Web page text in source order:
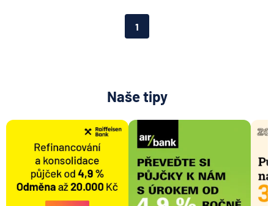
Hasičská vzájemná pojišťovna
HDI Versicherung AG
HSBC Bank plc - pobočka Praha
ING Bank N. V.
J&T BANKA
KB Penzijní společnost
1
Naše tipy